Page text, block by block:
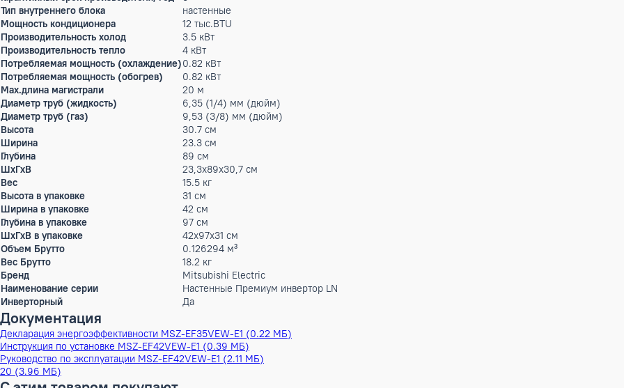
Бренд:Mitsubishi Electric
Артикул: X-00011042
136 450 ₽
Нет в наличии
Характеристики
Режим работы
охлаждение, обогрев
Мин. уровень шума
19 дБ(А)
Гарантийный срок производителя, год
3
Тип внутреннего блока
настенные
Мощность кондиционера
12 тыс.BTU
Производительность холод
3.5 кВт
Производительность тепло
4 кВт
Потребляемая мощность (охлаждение) 0.82 кВт
Потребляемая мощность (обогрев)
0.82 кВт
Max.длина магистрали
20 м
Диаметр труб (жидкость)
6,35 (1/4) мм (дюйм)
Диаметр труб (газ)
9,53 (3/8) мм (дюйм)
Высота
30.7 см
Ширина
23.3 см
Глубина
89 см
ШxГxВ
Вес
Высота в упаковке
31 см
Ширина в упаковке
42 см
Глубина в упаковке
97 см
ШxГxВ в упаковке